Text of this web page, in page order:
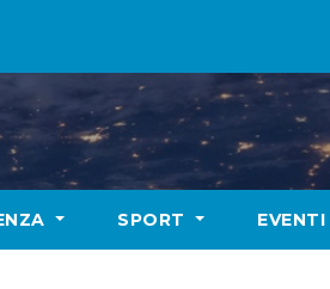
SPORT EVENTI